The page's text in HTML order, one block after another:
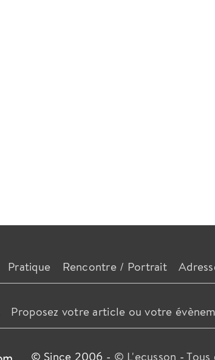
Pratique Rencontre / Portrait
Proposez votre article ou votre
© Since 2006 - © L'ecusson -Tous